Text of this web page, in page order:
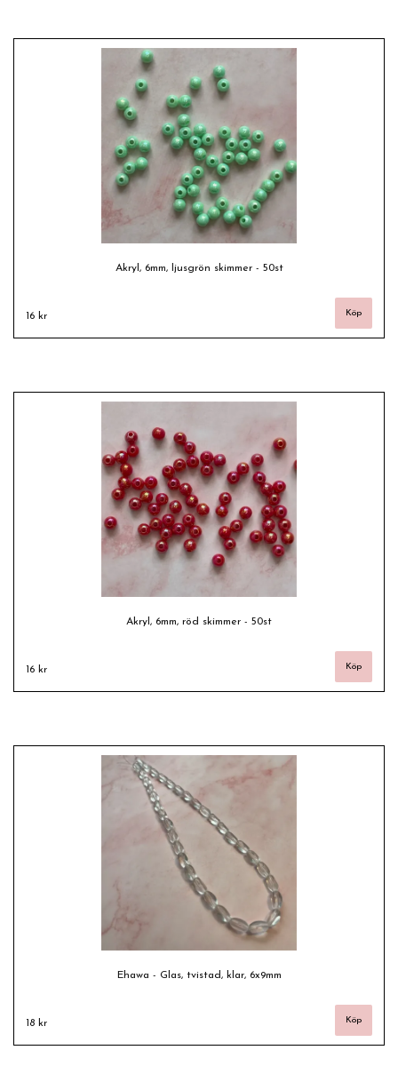
Akryl, 6mm, ljusgrön skimmer - 50st
16 kr
Akryl, 6mm, röd skimmer - 50st
16 kr
Ehawa - Glas, tvistad, klar, 6x9mm
18 kr